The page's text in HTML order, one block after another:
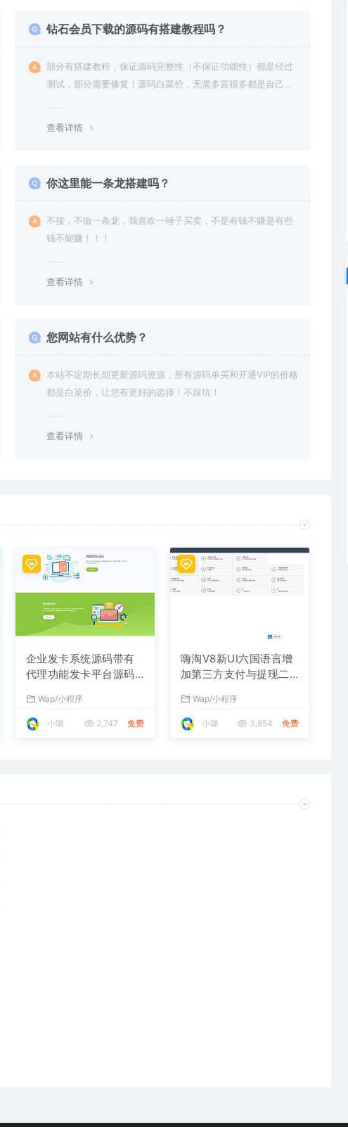
钻石会员下载的源码有搭建教程吗？
部分有搭建教程，保证源码完整性（不保证功能性）都是经过
测试，部分需要修复！源码白菜价，无需多言很多都是自己修
查看详情
你这里能一条龙搭建吗？
不接，不做一条龙，我喜欢一锤子买卖，不是有钱不赚是有些
钱不能赚！！！
查看详情
您网站有什么优势？
本站不定期长期更新源码资源，所有源码单买和开通VIP的价格
都是白菜价，让您有更好的选择！不踩坑！
查看详情
企业发卡系统源码带有
代理功能发卡平台源码
Wap/小程序
小璐 2,747 免费
嗨淘V8新UI六国语言增
加第三方支付与提现二
Wap/小程序
小璐 3,854 免费